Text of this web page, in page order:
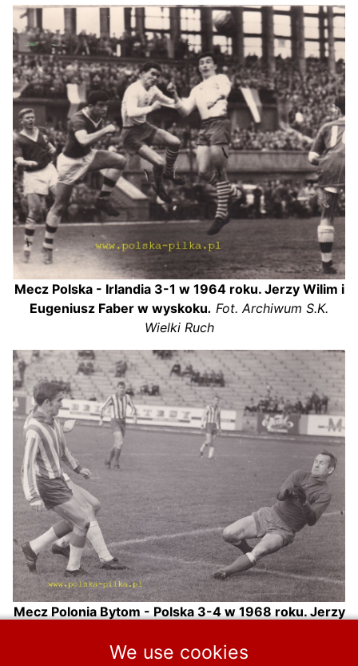
Mecz Polska - Irlandia 3-1 w 1964 roku. Jerzy Wilim i
Eugeniusz Faber w wyskoku. Fot. Archiwum S.K.
Wielki Ruch
Mecz Polonia Bytom - Polska 3-4 w 1968 roku. Jerzy
Archiwum S.K. Wielki Ruch
We use cookies